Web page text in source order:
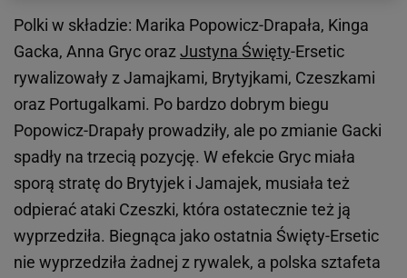
Polki w składzie: Marika Popowicz-Drapała, Kinga
Gacka, Anna Gryc orazJustyna Święty-Ersetic
rywalizowały z Jamajkami, Brytyjkami, Czeszkami
oraz Portugalkami. Po bardzo dobrym biegu
Popowicz-Drapały prowadziły, ale po zmianie Gacki
spadły na trzecią pozycję. W efekcie Gryc miała
sporą stratę do Brytyjek i Jamajek, musiała też
odpierać ataki Czeszki, która ostatecznie też ją
wyprzedziła. Biegnąca jako ostatnia Święty-Ersetic
nie wyprzedziła żadnej z rywalek, a polska sztafeta